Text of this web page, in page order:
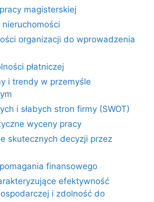
magisterskiej
organizacji do wprowadzenia
płatniczej
i trendy w przemyśle
i słabych stron firmy (SWOT)
wyceny pracy
skutecznych decyzji przez
finansowego
efektywność
i zdolność do